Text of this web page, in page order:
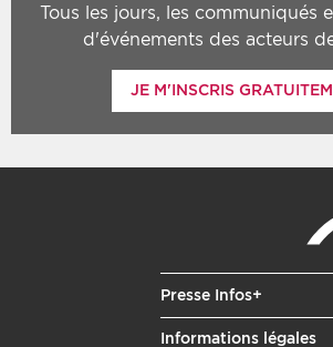
Tous les jours, les communiqués
d'événements des acteurs
JE M'INSCRIS
Presse Infos+
Informations légales